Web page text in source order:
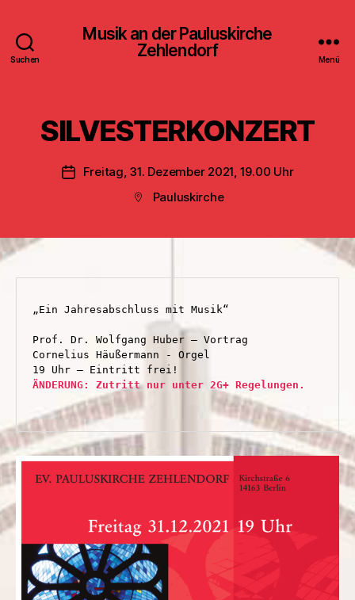
Suchen
Musik an der Pauluskirche
Zehlendorf
Menü
SILVESTERKONZERT
Veröffentlichungsdatum
Freitag, 31. Dezember 2021, 19.00 Uhr
Beitragsort
Pauluskirche
„Ein Jahresabschluss mit Musik“
Prof. Dr. Wolfgang Huber – Vortrag
Cornelius Häußermann - Orgel
19 Uhr – Eintritt frei!
ÄNDERUNG: Zutritt nur unter 2G+ Regelungen.